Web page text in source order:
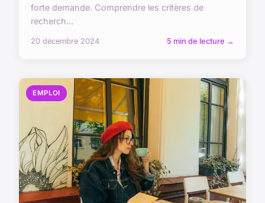
forte demande. Comprendre les critères de
recherch...
20 décembre 2024 5 min de lecture →
EMPLOI